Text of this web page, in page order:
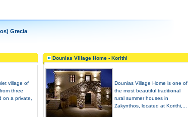
Grecia
village of
three
on a private,
Dounias Village Home - Korithi
Dounias Village Home is one of
the most beautiful traditional
rural summer houses in
Zakynthos, located at Korithi,...